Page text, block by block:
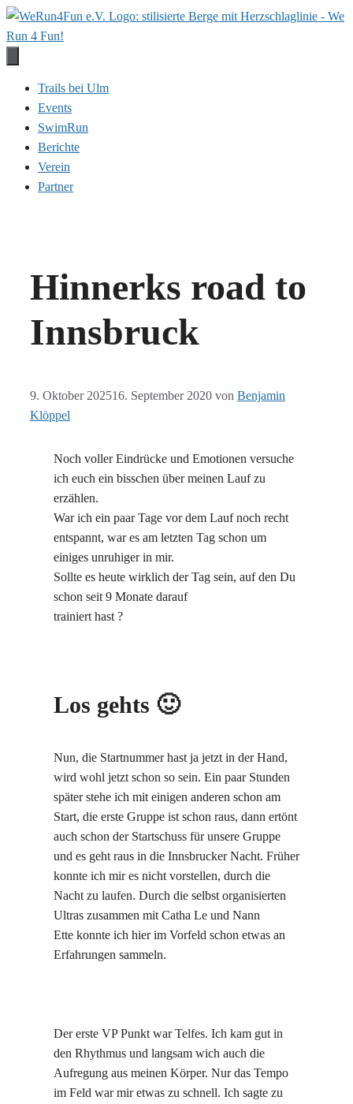
Zum
Inhalt
Trails bei Ulm
Events
SwimRun
Berichte
Verein
Partner
Hinnerks road to
Innsbruck
9. Oktober 202516. September 2020 von Benjamin
Klöppel
Noch voller Eindrücke und Emotionen versuche
ich euch ein bisschen über meinen Lauf zu
erzählen.
War ich ein paar Tage vor dem Lauf noch recht
entspannt, war es am letzten Tag schon um
einiges unruhiger in mir.
Sollte es heute wirklich der Tag sein, auf den Du
schon seit 9 Monate darauf
trainiert hast ?
Los gehts 🙂
Nun, die Startnummer hast ja jetzt in der Hand,
wird wohl jetzt schon so sein. Ein paar Stunden
später stehe ich mit einigen anderen schon am
Start, die erste Gruppe ist schon raus, dann ertönt
auch schon der Startschuss für unsere Gruppe
und es geht raus in die Innsbrucker Nacht. Früher
konnte ich mir es nicht vorstellen, durch die
Nacht zu laufen. Durch die selbst organisierten
Ultras zusammen mit Catha Le und Nann
Ette konnte ich hier im Vorfeld schon etwas an
Erfahrungen sammeln.
Der erste VP Punkt war Telfes. Ich kam gut in
den Rhythmus und langsam wich auch die
Aufregung aus meinen Körper. Nur das Tempo
im Feld war mir etwas zu schnell. Ich sagte zu